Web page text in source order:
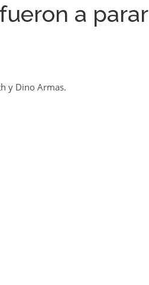
a parar
y Dino Armas.